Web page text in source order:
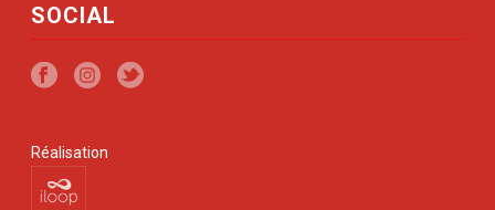
SOCIAL
Réalisation